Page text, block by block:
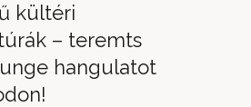
kültéri
– teremts
hangulatot